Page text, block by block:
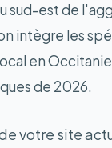
sud-est de
intègre les
en
de 2026.
votre site